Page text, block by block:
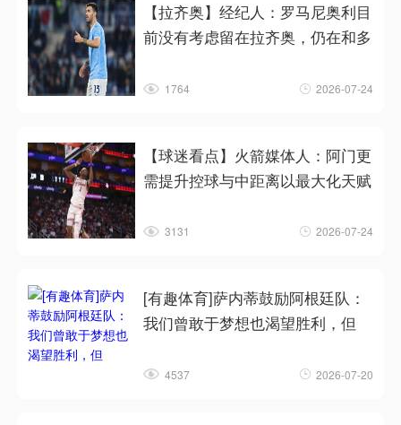
【拉齐奥】经纪人：罗马尼奥利目
前没有考虑留在拉齐奥，仍在和多
1764 2026-07-24
【球迷看点】火箭媒体人：阿门更
需提升控球与中距离以最大化天赋
3131 2026-07-24
[有趣体育]萨内蒂鼓励阿根廷队：
我们曾敢于梦想也渴望胜利，但
4537 2026-07-20